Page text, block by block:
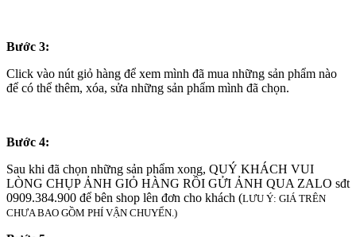
Bước 3:
Click vào nút giỏ hàng để xem mình đã mua những sản phẩm nào
để có thể thêm, xóa, sửa những sản phẩm mình đã chọn.
Bước 4:
Sau khi đã chọn những sản phẩm xong, QUÝ KHÁCH VUI
LÒNG CHỤP ẢNH GIỎ HÀNG RỒI GỬI ẢNH QUA ZALO sđt
0909.384.900 để bên shop lên đơn cho khách (LƯU Ý: GIÁ TRÊN
CHƯA BAO GỒM PHÍ VẬN CHUYỂN.)